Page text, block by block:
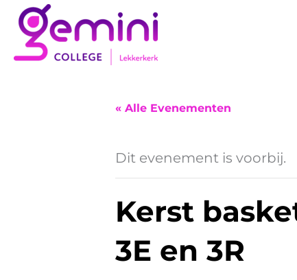
naar
de
« Alle Evenementen
Dit evenement is voorbij.
Kerst
3E en 3R